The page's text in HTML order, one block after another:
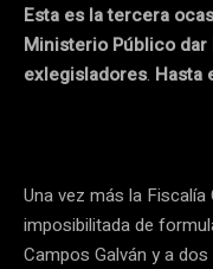
Esta es la tercera
Ministerio Público
exlegisladores. Hasta
Una vez más la
imposibilitada de
Campos Galván y a